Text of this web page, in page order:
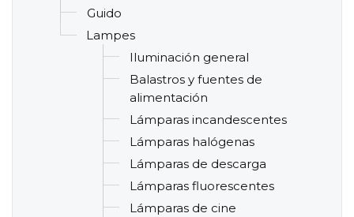
Guido
Lampes
Iluminación general
Balastros y fuentes de
alimentación
Lámparas incandescentes
Lámparas halógenas
Lámparas de descarga
Lámparas fluorescentes
Lámparas de cine